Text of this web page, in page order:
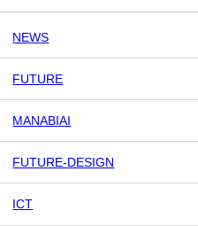
NEWS
FUTURE
MANABIAI
FUTURE-DESIGN
ICT